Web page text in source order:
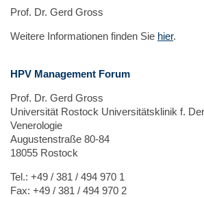
Prof. Dr. Gerd Gross
Weitere Informationen finden Sie hier.
HPV Management Forum
Prof. Dr. Gerd Gross
Universität Rostock Universitätsklinik f.
Venerologie
Augustenstraße 80-84
18055 Rostock
Tel.: +49 / 381 / 494 970 1
Fax: +49 / 381 / 494 970 2